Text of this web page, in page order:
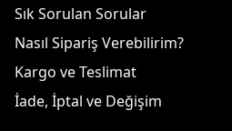
Sık Sorulan Sorular
Nasıl Sipariş Verebilirim?
Kargo ve Teslimat
İade, İptal ve Değişim